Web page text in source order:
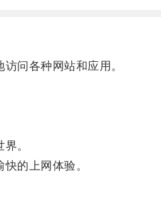
问各种网站和应用。
。
的上网体验。